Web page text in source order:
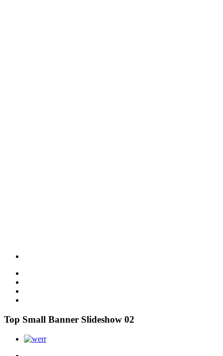
Top Small Banner Slideshow 02